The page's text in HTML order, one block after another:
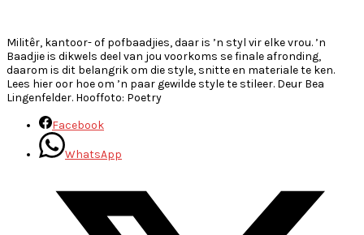
Militêr, kantoor- of pofbaadjies, daar is ’n styl vir elke vrou. ’n
Baadjie is dikwels deel van jou voorkoms se finale afronding,
daarom is dit belangrik om die style, snitte en materiale te ken.
Lees hier oor hoe om ’n paar gewilde style te stileer. Deur Bea
Lingenfelder. Hooffoto: Poetry
Facebook
WhatsApp